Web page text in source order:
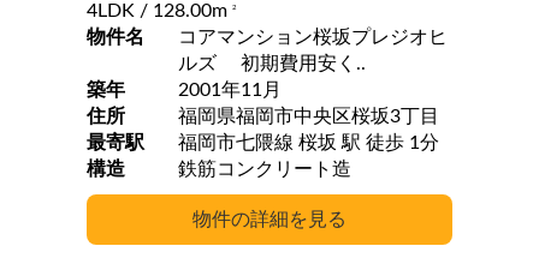
4LDK / 128.00m 2
物件名
コアマンション桜坂プレジオヒ
ルズ 初期費用安く..
築年
2001年11月
住所
福岡県福岡市中央区桜坂3丁目
最寄駅
福岡市七隈線 桜坂 駅 徒歩 1分
構造
鉄筋コンクリート造